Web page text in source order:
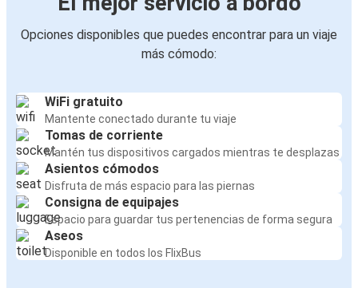
Opciones disponibles que puedes encontrar para un viaje
más cómodo:
WiFi gratuito
Mantente conectado durante tu viaje
Tomas de corriente
Mantén tus dispositivos cargados mientras te desplazas
Asientos cómodos
Disfruta de más espacio para las piernas
Consigna de equipajes
Espacio para guardar tus pertenencias de forma segura
Aseos
Disponible en todos los FlixBus